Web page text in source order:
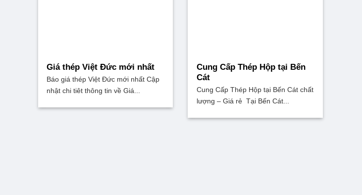
Giá thép Việt Đức mới nhất
Báo giá thép Việt Đức mới nhất Cập
nhật chi tiêt thông tin về Giá...
Cung Cấp Thép Hộp tại Bến
Cát
Cung Cấp Thép Hộp tại Bến Cát chất
lượng – Giá rẻ Tại Bến Cát...